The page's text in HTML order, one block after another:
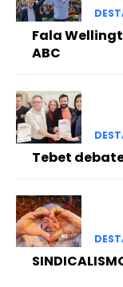
Fala
ABC
Tebet